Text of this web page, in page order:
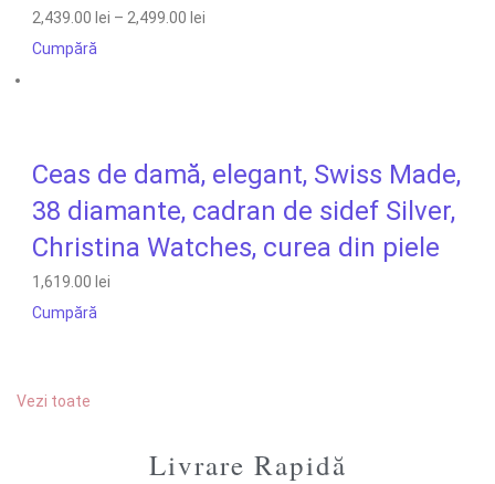
2,439.00 lei – 2,499.00 lei
Cumpără
Ceas de damă, elegant, Swiss Made,
38 diamante, cadran de sidef Silver,
Christina Watches, curea din piele
1,619.00 lei
Cumpără
Vezi toate
Livrare Rapidă